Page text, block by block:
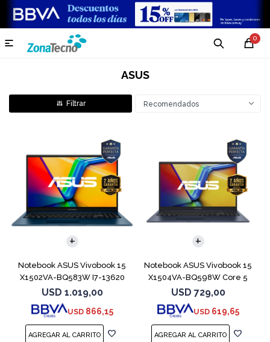
0

ASUS
Recomendados
Notebook ASUS Vivobook 15
X1502VA-BQ583W I7-13620
512GB 16GB
USD 1.019,00
USD 866,15
COMPARAR
Notebook ASUS Vivobook 15
X1504VA-BQ598W Core 5
120U 512GB
USD 729,00
USD 619,65
COMPARAR